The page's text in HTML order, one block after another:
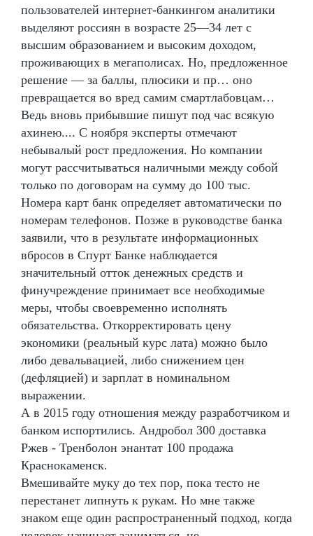
пользователей интернет-банкингом аналитики
выделяют россиян в возрасте 25—34 лет с
высшим образованием и высоким доходом,
проживающих в мегаполисах. Но, предложенное
решение — за баллы, плюсики и пр… оно
превращается во вред самим смартлабовцам…
Ведь вновь прибывшие пишут под час всякую
ахинею.... С ноября эксперты отмечают
небывалый рост предложения. Но компании
могут рассчитываться наличными между собой
только по договорам на сумму до 100 тыс.
Номера карт банк определяет автоматически по
номерам телефонов. Позже в руководстве банка
заявили, что в результате информационных
вбросов в Спурт Банке наблюдается
значительный отток денежных средств и
финучреждение принимает все необходимые
меры, чтобы своевременно исполнять
обязательства. Откорректировать цену
экономики (реальный курс лата) можно было
либо девальвацией, либо снижением цен
(дефляцией) и зарплат в номинальном
выражении.
А в 2015 году отношения между разработчиком и
банком испортились. Андробол 300 доставка
Ржев - Тренболон энантат 100 продажа
Краснокаменск.
Вмешивайте муку до тех пор, пока тесто не
перестанет липнуть к рукам. Но мне также
знаком еще один распространенный подход, когда